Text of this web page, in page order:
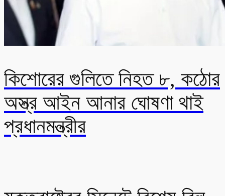
কিশোরের গুলিতে নিহত ৮, কঠোর
অস্ত্র আইন আনার ঘোষণা থাই
প্রধানমন্ত্রীর